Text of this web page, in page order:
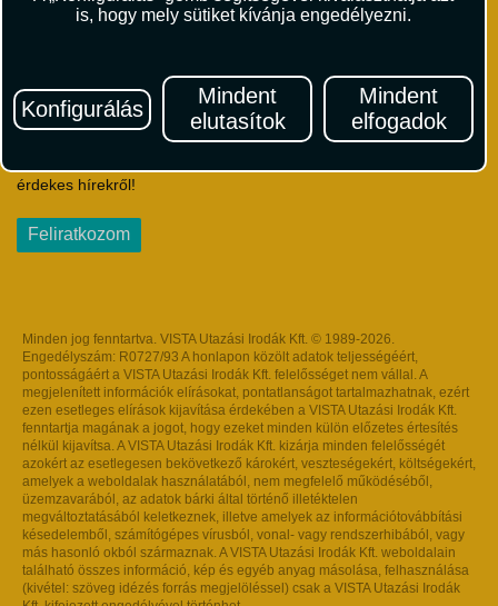
is, hogy mely sütiket kívánja engedélyezni.
Konfigurálás
Mindent
elutasítok
Mindent
elfogadok
Adatvédelem
Hírlevél
Iratkozzon fel Magyarország egyik legszínesebb utazási
érdekes hírekről!
Feliratkozom
Minden jog fenntartva. VISTA Utazási Irodák Kft. © 1989-2026.
Engedélyszám: R0727/93 A honlapon közölt adatok teljességéért,
pontosságáért a VISTA Utazási Irodák Kft. felelősséget nem vállal. A
megjelenített információk elírásokat, pontatlanságot tartalmazhatnak, ezért
ezen esetleges elírások kijavítása érdekében a VISTA Utazási Irodák Kft.
fenntartja magának a jogot, hogy ezeket minden külön előzetes értesítés
nélkül kijavítsa. A VISTA Utazási Irodák Kft. kizárja minden felelősségét
azokért az esetlegesen bekövetkező károkért, veszteségekért, költségekért,
amelyek a weboldalak használatából, nem megfelelő működéséből,
üzemzavarából, az adatok bárki által történő illetéktelen
megváltoztatásából keletkeznek, illetve amelyek az információtovábbítási
késedelemből, számítógépes vírusból, vonal- vagy rendszerhibából, vagy
más hasonló okból származnak. A VISTA Utazási Irodák Kft. weboldalain
található összes információ, kép és egyéb anyag másolása, felhasználása
(kivétel: szöveg idézés forrás megjelöléssel) csak a VISTA Utazási Irodák